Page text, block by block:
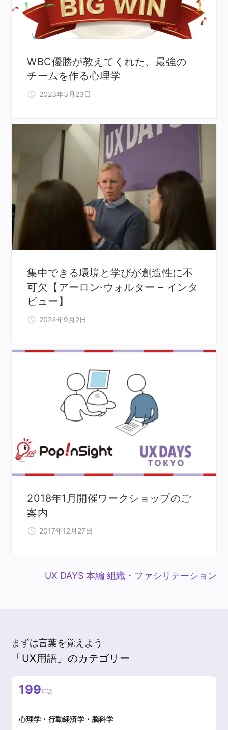
WBC優勝が教えてくれた、最強の
チームを作る心理学
2023年3月23日
集中できる環境と学びが創造性に不
可欠【アーロン·ウォルター – インタ
ビュー】
2024年9月2日
2018年1月開催ワークショップのご
案内
2017年12月27日
UX DAYS 本編 組織・ファシリテーション
まずは言葉を覚えよう
「UX用語」のカテゴリー
199用語
心理学・行動経済学・脳科学